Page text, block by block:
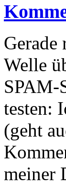
Welle
SPAM-
testen:
(geht
meiner